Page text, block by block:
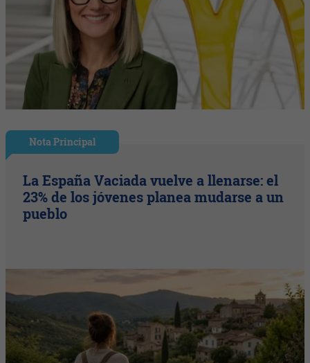
Nota Principal
La España Vaciada vuelve a llenarse: el
23% de los jóvenes planea mudarse a un
pueblo